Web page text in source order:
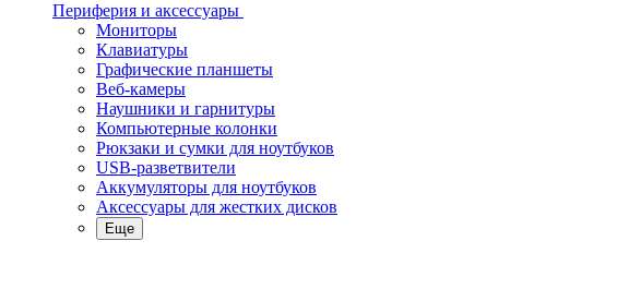
Периферия и аксессуары
Мониторы
Клавиатуры
Графические планшеты
Веб-камеры
Наушники и гарнитуры
Компьютерные колонки
Рюкзаки и сумки для ноутбуков
USB-разветвители
Аккумуляторы для ноутбуков
Аксессуары для жестких дисков
Еще